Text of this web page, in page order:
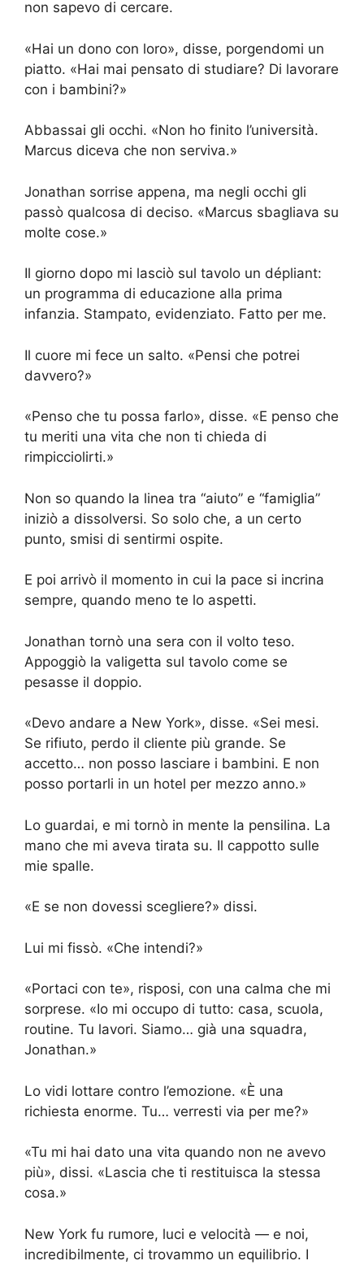
non sapevo di cercare.
«Hai un dono con loro», disse, porgendomi un
piatto. «Hai mai pensato di studiare? Di lavorare
con i bambini?»
Abbassai gli occhi. «Non ho finito l’università.
Marcus diceva che non serviva.»
Jonathan sorrise appena, ma negli occhi gli
passò qualcosa di deciso. «Marcus sbagliava su
molte cose.»
Il giorno dopo mi lasciò sul tavolo un dépliant:
un programma di educazione alla prima
infanzia. Stampato, evidenziato. Fatto per me.
Il cuore mi fece un salto. «Pensi che potrei
davvero?»
«Penso che tu possa farlo», disse. «E penso che
tu meriti una vita che non ti chieda di
rimpicciolirti.»
Non so quando la linea tra “aiuto” e “famiglia”
iniziò a dissolversi. So solo che, a un certo
punto, smisi di sentirmi ospite.
E poi arrivò il momento in cui la pace si incrina
sempre, quando meno te lo aspetti.
Jonathan tornò una sera con il volto teso.
Appoggiò la valigetta sul tavolo come se
pesasse il doppio.
«Devo andare a New York», disse. «Sei mesi.
Se rifiuto, perdo il cliente più grande. Se
accetto… non posso lasciare i bambini. E non
posso portarli in un hotel per mezzo anno.»
Lo guardai, e mi tornò in mente la pensilina. La
mano che mi aveva tirata su. Il cappotto sulle
mie spalle.
«E se non dovessi scegliere?» dissi.
Lui mi fissò. «Che intendi?»
«Portaci con te», risposi, con una calma che mi
sorprese. «Io mi occupo di tutto: casa, scuola,
routine. Tu lavori. Siamo… già una squadra,
Jonathan.»
Lo vidi lottare contro l’emozione. «È una
richiesta enorme. Tu… verresti via per me?»
«Tu mi hai dato una vita quando non ne avevo
più», dissi. «Lascia che ti restituisca la stessa
cosa.»
New York fu rumore, luci e velocità — e noi,
incredibilmente, ci trovammo un equilibrio. I